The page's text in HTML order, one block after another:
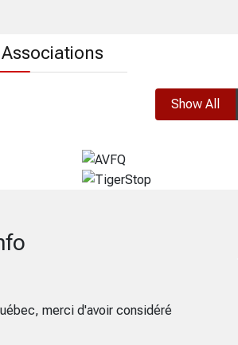
Show All
merci d'avoir considéré